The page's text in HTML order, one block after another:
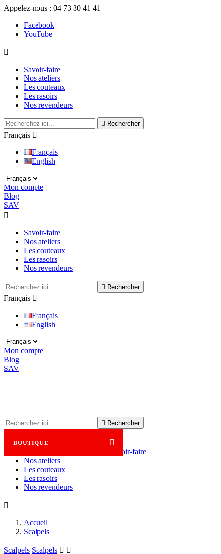
Appelez-nous : 04 73 80 41 41
Facebook
YouTube

Savoir-faire
Nos ateliers
Les couteaux
Les rasoirs
Nos revendeurs
 Rechercher
Français 
Français
English
Mon compte
Blog
SAV

Savoir-faire
Nos ateliers
Les couteaux
Les rasoirs
Nos revendeurs
 Rechercher
Français 
Français
English
Mon compte
Blog
SAV
 Rechercher

BOUTIQUE
Savoir-faire
Nos ateliers
Les couteaux
Les rasoirs
Nos revendeurs

Accueil
Scalpels
Scalpels Scalpels  